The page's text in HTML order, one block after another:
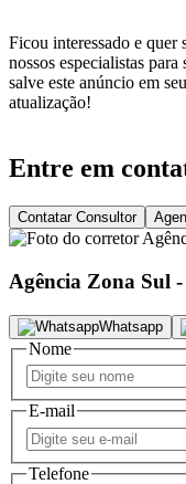
Ficou interessado e quer
nossos especialistas
salve este anúncio em
atualização!
Entre em
Contatar Consultor
Agência Zona Sul
Whatsapp
Nome
E-mail
Telefone